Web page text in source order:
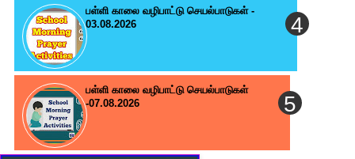
பள்ளி காலை வழிபாட்டு செயல்பாடுகள் -
03.08.2026
பள்ளி காலை வழிபாட்டு செயல்பாடுகள்
-07.08.2026